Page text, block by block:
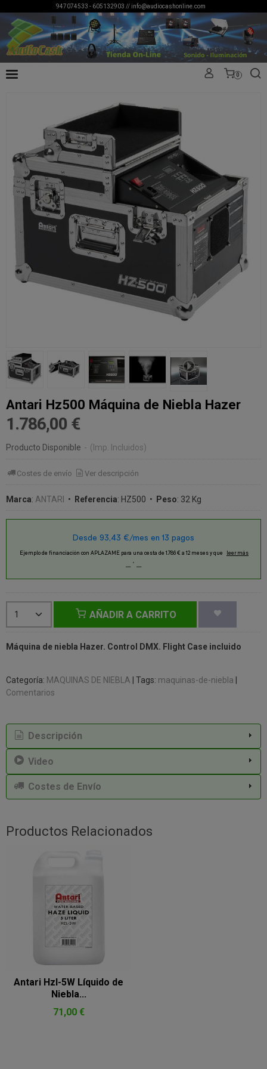
947074533 - 605132903 // info@audiocashonline.com
0
Antari Hz500 Máquina de Niebla Hazer
1.786,00 €
Producto Disponible - (Imp. Incluidos)
Costes de envío Ver descripción
Marca: ANTARI • Referencia: HZ500 • Peso: 32 Kg
AÑADIR A CARRITO
Máquina de niebla Hazer. Control DMX. Flight Case incluido
Categoría: MAQUINAS DE NIEBLA Tags: maquinas-de-niebla
Comentarios
Descripción
Video
Costes de Envío
Productos Relacionados
Antari Hzl-5W Líquido de
Niebla...
71,00 €